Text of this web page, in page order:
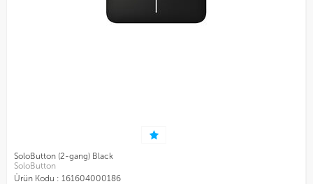
SoloButton (2-gang) Black
SoloButton
Ürün Kodu : 161604000186